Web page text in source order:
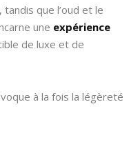
que l’oud et le
une expérience
de luxe et de
à la fois la légèreté